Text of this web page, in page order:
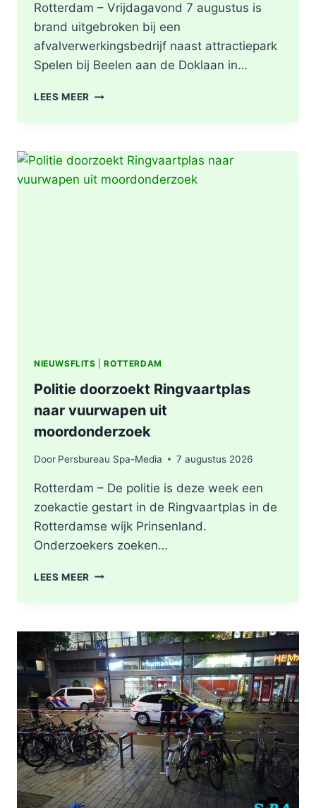
Rotterdam – Vrijdagavond 7 augustus is
brand uitgebroken bij een
afvalverwerkingsbedrijf naast attractiepark
Spelen bij Beelen aan de Doklaan in…
LEES MEER GRIP2
BRAND
|
BRAND
NIEUWSFLITS |ROTTERDAM
Politie doorzoekt Ringvaartplas
naar vuurwapen uit
moordonderzoek
Door Persbureau Spa-Media 7 augustus 2026
Rotterdam – De politie is deze week een
zoekactie gestart in de Ringvaartplas in de
Rotterdamse wijk Prinsenland.
Onderzoekers zoeken…
LEES MEER POLITIE
VUURWAPEN
UIT
MOORDONDERZOEK